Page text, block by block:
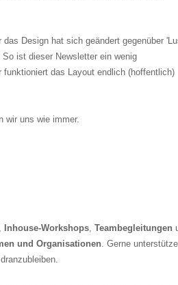
Design hat sich geändert gegenüber
ist dieser Newsletter ein wenig
funktioniert das Layout endlich (hoffentlich)
wir uns wie immer.
, Inhouse-Workshops, Teambegleitungen
und Organisationen. Gerne